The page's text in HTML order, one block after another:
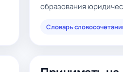
образования
Словарь